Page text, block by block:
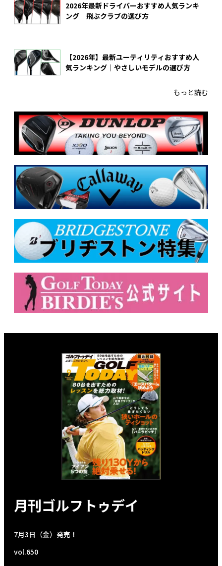
2026年最新ドライバーおすすめ人気ランキ
ング｜飛ぶクラブの選び方
【2026年】最新ユーティリティおすすめ人
気ランキング｜やさしいモデルの選び方
もっと読む
月刊ゴルフトゥデイ
7月3日（金）発売！
vol.650